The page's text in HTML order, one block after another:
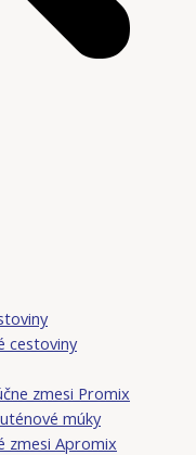
cestoviny
zmesi Promix
múky
zmesi Apromix